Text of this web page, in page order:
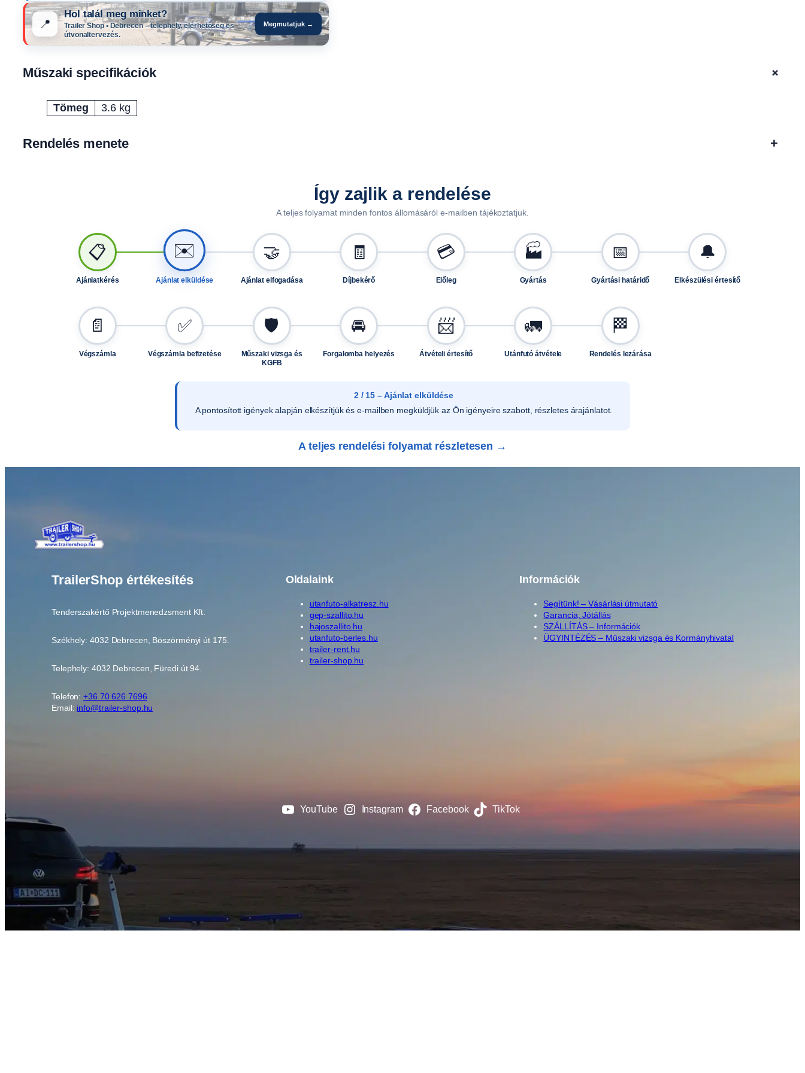
📍
Hol talál meg minket?
Trailer Shop • Debrecen – telephely, elérhetőség és
útvonaltervezés.
Megmutatjuk →
k
h
s
Műszaki specifikációk +
Attribútumok Érték
Tömeg 3.6 kg
Rendelés menete +
Így zajlik a rendelése
A teljes folyamat minden fontos állomásáról e-mailben tájékoztatjuk.
📋
Ajánlatkérés
✉️
Ajánlat elküldése
🤝
Ajánlat elfogadása
🧾
Díjbekérő
💳
Előleg
🏭
Gyártás
📅
Gyártási határidő
🔔
Elkészülési értesítő
📄
Végszámla
✅
Végszámla befizetése
🛡️
Műszaki vizsga és
KGFB
🚘
Forgalomba helyezés
📨
Átvételi értesítő
🚛
Utánfutó átvétele
🏁
Rendelés lezárása
2 / 15 – Ajánlat elküldése
A pontosított igények alapján elkészítjük és e-mailben megküldjük az Ön igényeire szabott, részletes árajánlatot.
A teljes rendelési folyamat részletesen →
TrailerShop értékesítés
Tenderszakértő Projektmenedzsment Kft.
Székhely: 4032 Debrecen, Böszörményi út 175.
Telephely: 4032 Debrecen, Füredi út 94.
Telefon:+36 70 626 7696
Email: info@trailer-shop.hu
Oldalaink
utanfuto-alkatresz.hu
gep-szallito.hu
hajoszallito.hu
utanfuto-berles.hu
trailer-rent.hu
trailer-shop.hu
Információk
Segítünk! – Vásárlási útmutató
Garancia, Jótállás
SZÁLLÍTÁS – Információk
ÜGYINTÉZÉS – Műszaki vizsga és Kormányhivatal
YouTube Instagram Facebook TikTok